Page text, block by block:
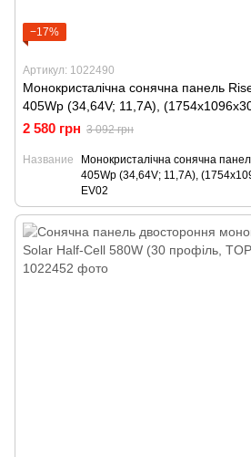
−17%
Артикул: 1022490
Монокристалічна сонячна панель
405Wp (34,64V; 11,7A),
EV02
2 580 грн 3 092 грн
Название
Монокристалічна сонячна
405Wp (34,64V; 11,7A),
EV02